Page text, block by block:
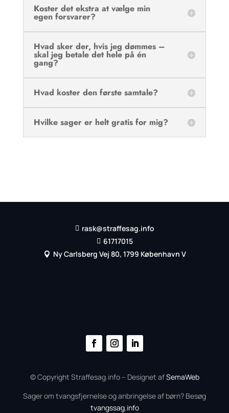
Koster det ekstra at vælge min
egen forsvarer?
Hvad sker der, hvis jeg dømmes –
skal jeg betale det hele på én
gang?
Hvad koster den første samtale?
Hvilke sager er helt gratis for mig?
 rask@straffesag.info
 61717015
 Ny Carlsberg Vej 80, 1799 København V
© Copyright Straffesag.info – Designet afSemaWeb
Sager om tvangsfjernelse og anbringelse af børn? Besøg
tvangssag.info